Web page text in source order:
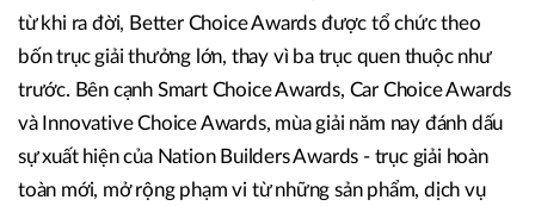
từ khi ra đời, Better Choice Awards được tổ chức theo
bốn trục giải thưởng lớn, thay vì ba trục quen thuộc như
trước. Bên cạnh Smart Choice Awards, Car Choice Awards
và Innovative Choice Awards, mùa giải năm nay đánh dấu
sự xuất hiện của Nation Builders Awards - trục giải hoàn
toàn mới, mở rộng phạm vi từ những sản phẩm, dịch vụ